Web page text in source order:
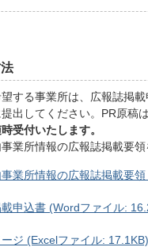
する事業所は、広報誌掲
出してください。PR原稿
受付いたします。
業所情報の広報誌掲載要
業所情報の広報誌掲載要
申込書 (Wordファイル:
ジ (Excelファイル: 17.1KB)